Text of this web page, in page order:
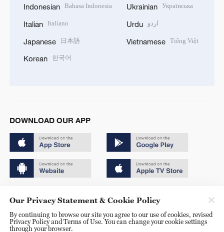
Indonesian Bahasa Indonesia
Italian Italiano
Japanese 日本語
Korean 한국어
Ukrainian Українська
Urdu اردو
Vietnamese Tiếng Việt
DOWNLOAD OUR APP
京ICP备20000184号
京公网安备 11010502050052号
Our Privacy Statement & Cookie Policy
By continuing to browse our site you agree to our use of cookies, revised
Privacy Policy and Terms of Use. You can change your cookie settings
through your browser.